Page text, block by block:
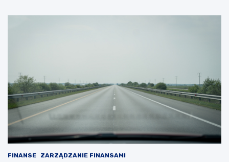
FINANSE ZARZĄDZANIE FINANSAMI